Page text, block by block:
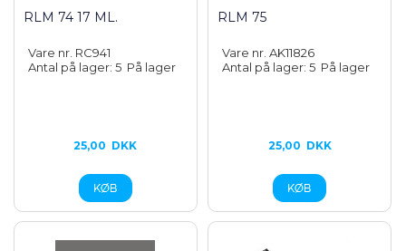
RLM 74 17 ML.
Vare nr. RC941
Antal på lager: 5 På lager
25,00 DKK
RLM 75
Vare nr. AK11826
Antal på lager: 5 På lager
25,00 DKK